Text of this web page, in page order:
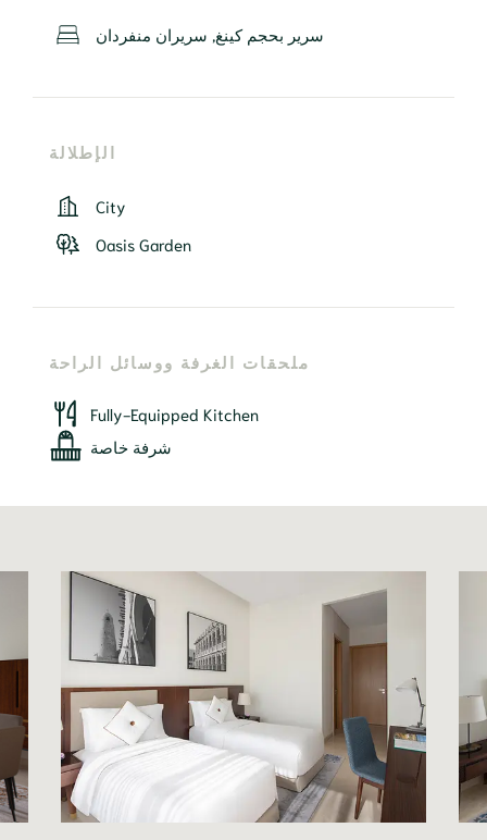
سرير بحجم كينغ, سريران منفردان
الإطلالة
City
Oasis Garden
ملحقات الغرفة ووسائل الراحة
Fully-Equipped Kitchen
شرفة خاصة